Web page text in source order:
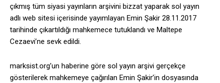
çıkmış tüm siyasi yayınların arşivini bizzat yaparak sol yayın
adlı web sitesi içerisinde yayımlayan Emin Şakir 28.11.2017
tarihinde çıkartıldığı mahkemece tutuklandı ve Maltepe
Cezaevi’ne sevk edildi.
marksist.org’un haberine göre sol yayın arşivi gerçekçe
gösterilerek mahkemeye çağırılan Emin Şakir’in dosyasında